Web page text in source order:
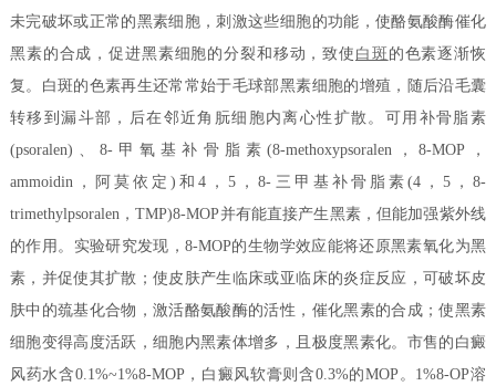
未完破坏或正常的黑素细胞，刺激这些细胞的功能，使酪氨酸酶催化
黑素的合成，促进黑素细胞的分裂和移动，致使 白斑 的色素逐渐恢
复。白斑的色素再生还常常始于毛球部黑素细胞的增殖，随后沿毛囊
转移到漏斗部，后在邻近角朊细胞内离心性扩散。可用补骨脂素
(psoralen)、8-甲氧基补骨脂素(8-methoxypsoralen，8-MOP，
ammoidin，阿莫依定)和4，5，8-三甲基补骨脂素(4，5，8-
trimethylpsoralen，TMP)8-MOP并有能直接产生黑素，但能加强紫外线
的作用。实验研究发现，8-MOP的生物学效应能将还原黑素氧化为黑
素，并促使其扩散；使皮肤产生临床或亚临床的炎症反应，可破坏皮
肤中的巯基化合物，激活酪氨酸酶的活性，催化黑素的合成；使黑素
细胞变得高度活跃，细胞内黑素体增多，且极度黑素化。市售的白癜
风药水含0.1%~1%8-MOP，白癜风软膏则含0.3%的MOP。1%8-OP溶